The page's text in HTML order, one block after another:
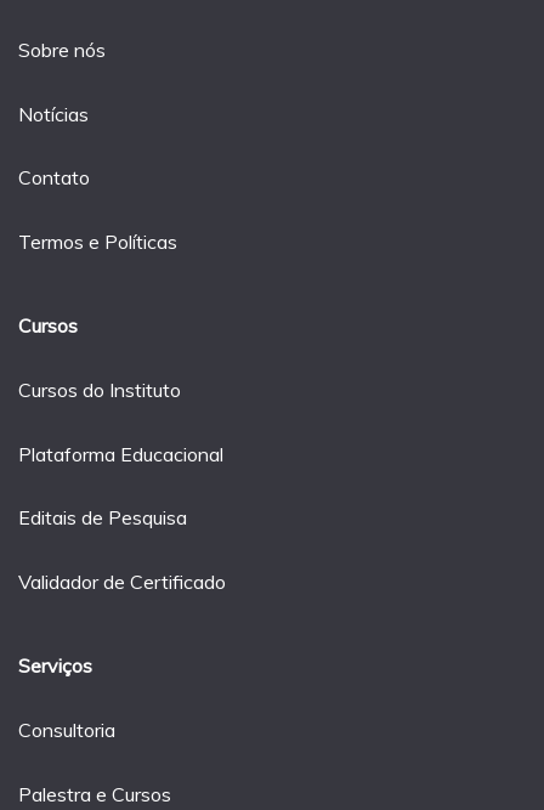
Sobre nós
Notícias
Contato
Termos e Políticas
Cursos
Cursos do Instituto
Plataforma Educacional
Editais de Pesquisa
Validador de Certificado
Serviços
Consultoria
Palestra e Cursos